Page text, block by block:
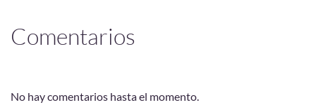
Comentarios
No hay comentarios hasta el momento.